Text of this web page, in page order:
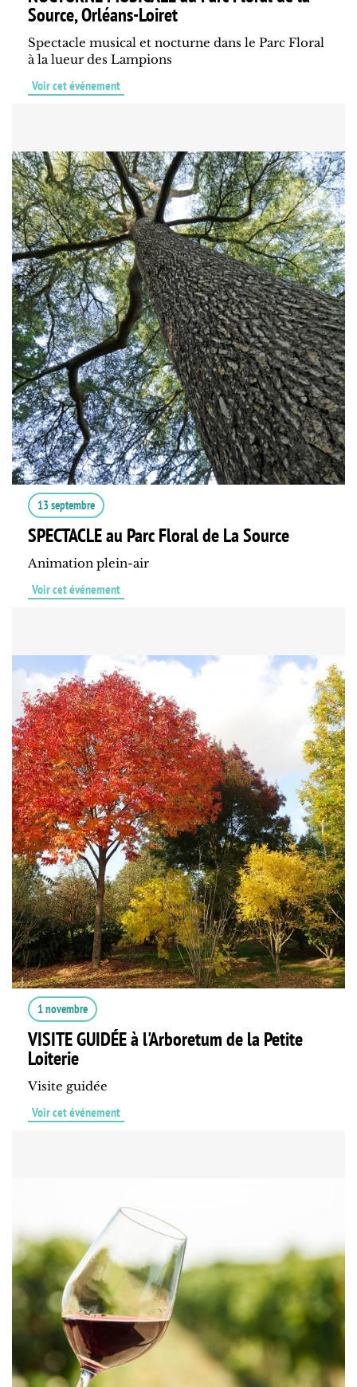
Source, Orléans-Loiret
Spectacle musical et nocturne dans le Parc Floral
à la lueur des Lampions
Voir cet événement
13 septembre
SPECTACLE au Parc Floral de La Source
Animation plein-air
Voir cet événement
1 novembre
VISITE GUIDÉE à l'Arboretum de la Petite
Loiterie
Visite guidée
Voir cet événement